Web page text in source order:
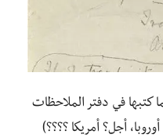
كتبها في دفتر الملاحظات
أجل؟ أمريكا ؟؟؟؟)